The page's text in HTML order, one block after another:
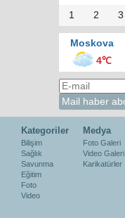
1 2 3
Moskova
4℃
Kategoriler
Bilişim
Sağlık
Savunma
Eğitim
Foto
Video
Medya
Foto Galeri
Video Galeri
Karikatürler